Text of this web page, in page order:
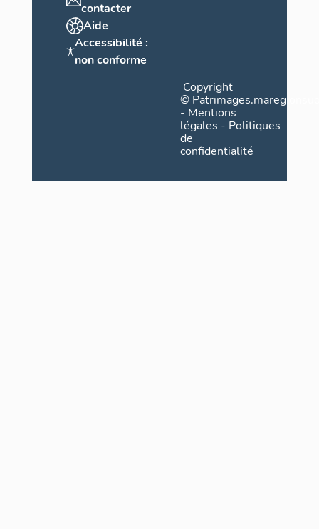
contacter
Aide
Accessibilité :
non conforme
Copyright
©
- Mentions
légales - Politiques
de
confidentialité